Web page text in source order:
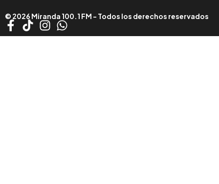
© 2026 Miranda 100.1 FM - Todos los derechos reservados